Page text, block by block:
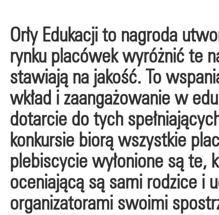
Orły Edukacji to nagroda
rynku placówek wyróżnić te
stawiają na jakość. To
wkład i zaangażowanie w
dotarcie do tych
konkursie biorą wszystkie
plebiscycie wyłonione są te,
oceniającą są sami rodzice i
organizatorami swoimi